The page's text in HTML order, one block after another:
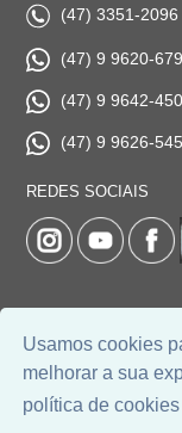
Usamos cookies
melhorar a sua
política de cookies
(47) 3351-2096
(47) 9 9620-
(47) 9 9642-
(47) 9 9626-
REDES SOCIAIS
© 2026 | Imobiliária
Universal Software.